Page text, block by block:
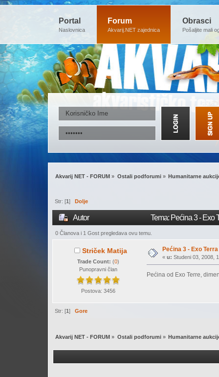
Portal
Naslovnica
Forum
Akvarij.NET zajednica
Obrasci
Pošaljite mali
Akvarij NET - FORUM » Ostali podforumi» Humanitarne
Str: [1] Dolje
Autor Tema: Pećina 3 - Exo
0 Članova i 1 Gost pregledava ovu temu.
Striček Matija
Trade Count: (0)
Punopravni član
Postova: 3456
Pećina 3 - Exo Terra
« u: Studeni 03, 2008,
Pećina od Exo Terre,
Str: [1]Gore
Akvarij NET - FORUM » Ostali podforumi» Humanitarne